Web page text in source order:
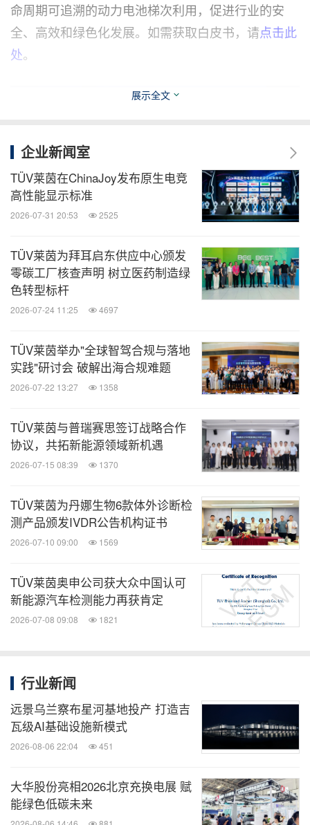
命周期可追溯的动力电池梯次利用，促进行业的安
全、高效和绿色化发展。如需获取白皮书，请点击此
处。
TÜV莱茵联合上海化工院检测有限公司及上海伟翔众
翼新能源科技有限公司发布《动力电池可持续再利用
安全管理白皮书》
大会现场还举行了三场签约仪式。TÜV莱茵与瑞浦兰
作，将携手为电池产品的合规出海提供有力支持，并
推动产业链上下游协同创新与可持续发展；TÜV莱茵
与中国物品编码中心签订合作协议，双方将充分发挥
各自的资源与专业优势，为中国产品和企业出海提供
一站式解决方案；TÜV莱茵与浙江天宇药业股份有限
公司及兴业银行台州分行签订合作协议，将融合三方
可持续金融领域展开合作。
分论坛：绿色电力采购与电池价值链管理
购"分论坛聚焦电站的绿色采购全链路，围绕"产品-组
织-价值"三层碳管理展开，探讨了组件、储能、输配
电、电气附件及零部件等产品碳管理要求，从系统规
划到价值转化实现产品碳减排，管理体系驱动的电站
ESG升级，零碳园区与零碳工厂的企业碳管理要求，
价值链尽职调查等关键议题。
展示全文
企业新闻室
TÜV莱茵在ChinaJoy发布原生电竞
高性能显示标准
2026-07-31 20:53 2525
TÜV莱茵为拜耳启东供应中心颁发
零碳工厂核查声明 树立医药制造绿
色转型标杆
2026-07-24 11:25 4697
TÜV莱茵举办"全球智驾合规与落地
实践"研讨会 破解出海合规难题
2026-07-22 13:27 1358
TÜV莱茵与普瑞赛思签订战略合作
协议，共拓新能源领域新机遇
2026-07-15 08:39 1370
TÜV莱茵为丹娜生物6款体外诊断检
测产品颁发IVDR公告机构证书
2026-07-10 09:00 1569
TÜV莱茵奥申公司获大众中国认可
新能源汽车检测能力再获肯定
2026-07-08 09:08 1821
行业新闻
远景乌兰察布星河基地投产 打造吉
瓦级AI基础设施新模式
2026-08-06 22:04 451
大华股份亮相2026北京充换电展 赋
能绿色低碳未来